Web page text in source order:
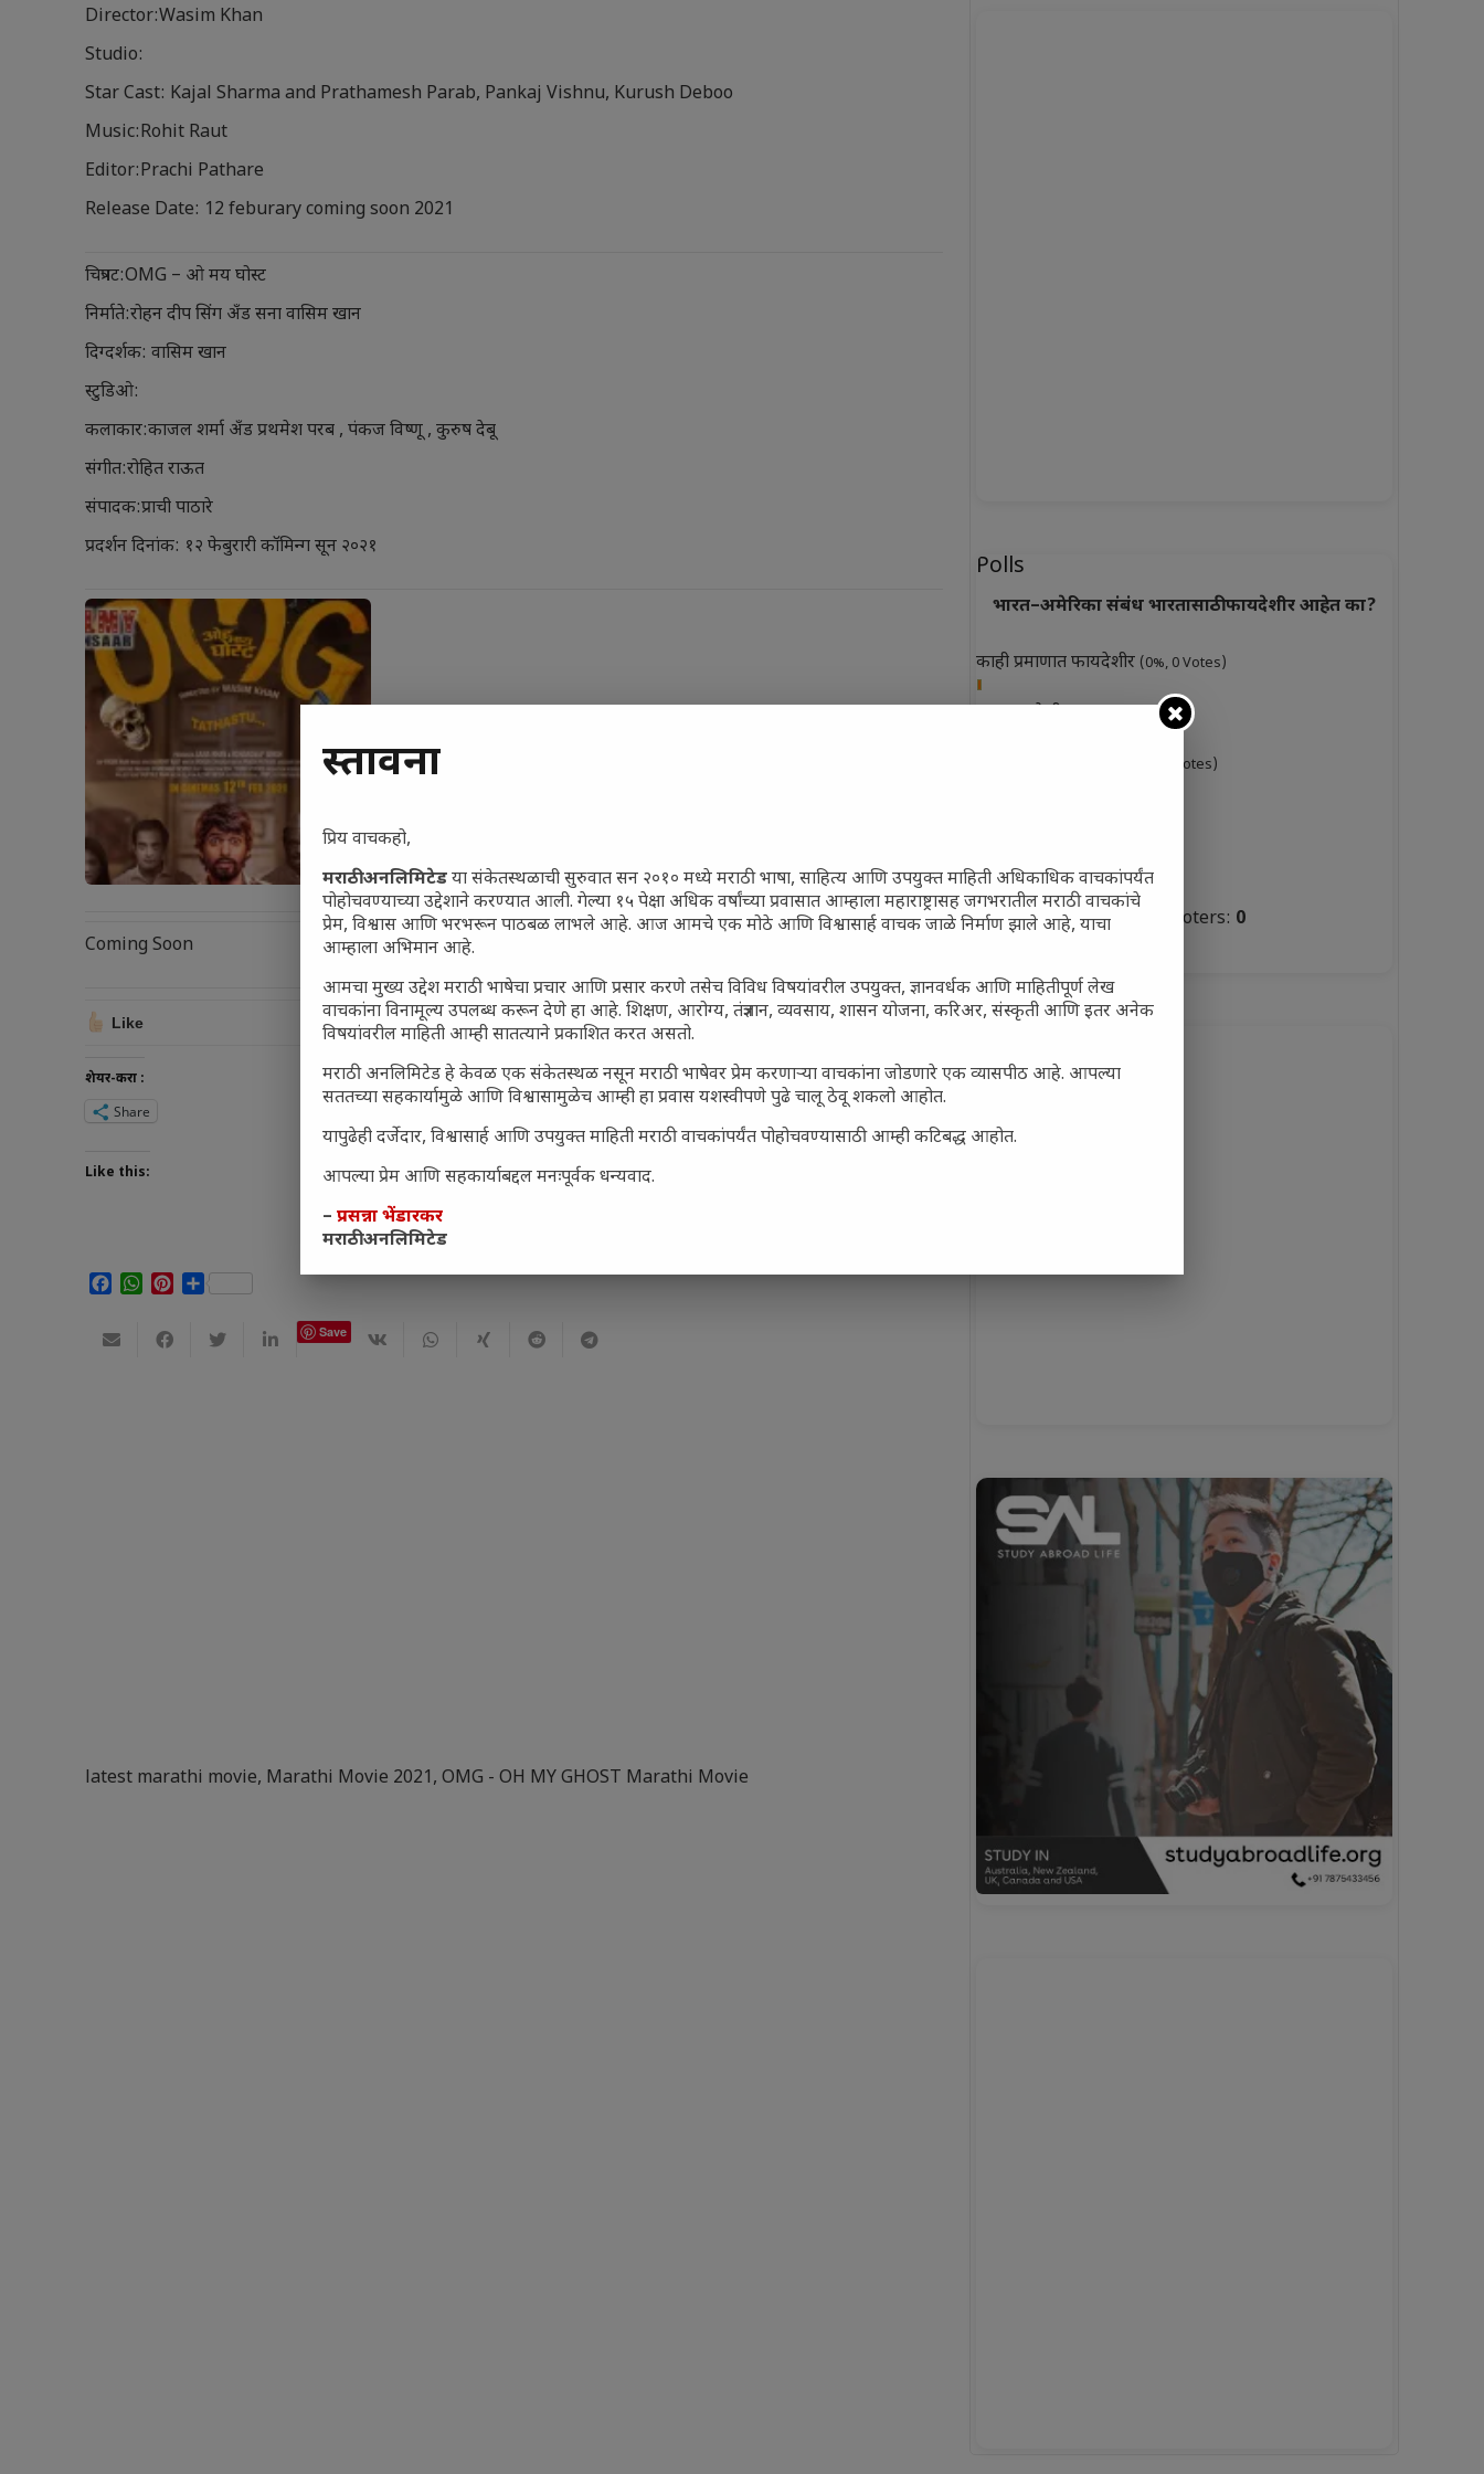
Director:Wasim Khan
Studio:
Star Cast: Kajal Sharma and Prathamesh Parab, Pankaj Vishnu, Kurush Deboo
Music:Rohit Raut
Editor:Prachi Pathare
Release Date: 12 feburary coming soon 2021
चित्रपट:OMG – ओ मय घोस्ट
निर्माते:रोहन दीप सिंग अँड सना वासिम खान
दिग्दर्शक: वासिम खान
स्टुडिओ:
कलाकार:काजल शर्मा अँड प्रथमेश परब , पंकज विष्णू , कुरुष देबू
संगीत:रोहित राऊत
संपादक:प्राची पाठारे
प्रदर्शन दिनांक: १२ फेबुरारी कॉमिन्ग सून २०२१
Coming Soon
Like
शेयर-करा :
Share
Like this:
Facebook
WhatsApp
Pinterest
Share
Save
latest marathi movie, Marathi Movie 2021, OMG - OH MY GHOST Marathi Movie
Polls
भारत–अमेरिका संबंध भारतासाठी फायदेशीर आहेत का?
काही प्रमाणात फायदेशीर (0%, 0 Votes)
(0%, 3 Votes)
(0%, 0 Votes)
तटस्थ(0%, 3 Votes)
Total Voters: 0
प्रस्तावना
प्रिय वाचकहो,
मराठी अनलिमिटेडया संकेतस्थळाची सुरुवात सन २०१० मध्ये मराठी भाषा, साहित्य आणि उपयुक्त माहिती अधिकाधिक वाचकांपर्यंत
पोहोचवण्याच्या उद्देशाने करण्यात आली. गेल्या १५ पेक्षा अधिक वर्षांच्या प्रवासात आम्हाला महाराष्ट्रासह जगभरातील मराठी वाचकांचे
प्रेम, विश्वास आणि भरभरून पाठबळ लाभले आहे. आज आमचे एक मोठे आणि विश्वासार्ह वाचक जाळे निर्माण झाले आहे, याचा
आम्हाला अभिमान आहे.
आमचा मुख्य उद्देश मराठी भाषेचा प्रचार आणि प्रसार करणे तसेच विविध विषयांवरील उपयुक्त, ज्ञानवर्धक आणि माहितीपूर्ण लेख
वाचकांना विनामूल्य उपलब्ध करून देणे हा आहे. शिक्षण, आरोग्य, तंत्रज्ञान, व्यवसाय, शासन योजना, करिअर, संस्कृती आणि इतर अनेक
विषयांवरील माहिती आम्ही सातत्याने प्रकाशित करत असतो.
मराठी अनलिमिटेड हे केवळ एक संकेतस्थळ नसून मराठी भाषेवर प्रेम करणाऱ्या वाचकांना जोडणारे एक व्यासपीठ आहे. आपल्या
सततच्या सहकार्यामुळे आणि विश्वासामुळेच आम्ही हा प्रवास यशस्वीपणे पुढे चालू ठेवू शकलो आहोत.
यापुढेही दर्जेदार, विश्वासार्ह आणि उपयुक्त माहिती मराठी वाचकांपर्यंत पोहोचवण्यासाठी आम्ही कटिबद्ध आहोत.
आपल्या प्रेम आणि सहकार्याबद्दल मनःपूर्वक धन्यवाद.
– प्रसन्ना भेंडारकर
मराठी अनलिमिटेड